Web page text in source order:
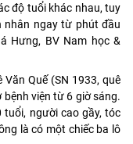
độ tuổi khác nhau, tuy
nhân ngay từ phút đầu
Hưng, BV Nam học &
Quế (SN 1933, quê
bệnh viện từ 6 giờ sáng.
người cao gầy, tóc
là có một chiếc ba lô